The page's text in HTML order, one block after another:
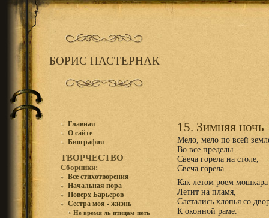
БОРИС ПАСТЕРНАК
Главная
О сайте
Биография
ТВОРЧЕСТВО
Сборники:
Все стихотворения
Начальная пора
Поверх Барьеров
Сестра моя - жизнь
Не время ль птицам петь
15. Зимняя ночь
Мело, мело по всей
Во все пределы.
Свеча горела на столе,
Свеча горела.
Как летом роем мошкара
Летит на пламя,
Слетались хлопья со
К оконной раме.